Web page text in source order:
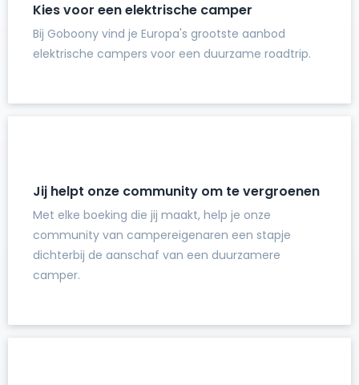
Kies voor een elektrische camper
Bij Goboony vind je Europa's grootste aanbod
elektrische campers voor een duurzame roadtrip.
Jij helpt onze community om te vergroenen
Met elke boeking die jij maakt, help je onze
community van campereigenaren een stapje
dichterbij de aanschaf van een duurzamere
camper.